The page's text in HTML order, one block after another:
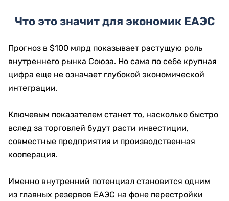
Что это значит для экономик ЕАЭС
Прогноз в $100 млрд показывает растущую роль
внутреннего рынка Союза. Но сама по себе крупная
цифра еще не означает глубокой экономической
интеграции.
Ключевым показателем станет то, насколько быстро
вслед за торговлей будут расти инвестиции,
совместные предприятия и производственная
кооперация.
Именно внутренний потенциал становится одним
из главных резервов ЕАЭС на фоне перестройки